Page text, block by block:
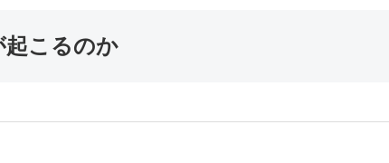
こるのか